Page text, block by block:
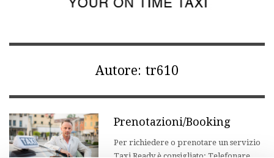
Autore: tr610
Prenotazioni/Booking
Per richiedere o prenotare un servizio
Taxi Ready è consigliato: Telefonare